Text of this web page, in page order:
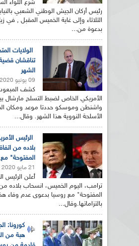
شرع اللواء
رئيس أركان الجيش الوطني الشعبي
الثلاثاء وإلى غاية الخميس المقبل , في
بدعوة من...
الولايات
تناقشان
الشهر
09 يونيو 2020
كشف
الأمريكي الخاص لضبط التسلح مارشال
واشنطن وموسكو حددتا موعد ومكان
الأسلحة النووية هذا الشهر. وقال...
الرئيس
بلاده من
المفتوحة"
21 مايو 2020
أعلن الرئيس
ترامب، اليوم الخميس، انسحاب بلاده من
المفتوحة" مع روسيا بدعوى عدم وفاء
بالتزاماتها.وقال...
كورونا:
هبة من